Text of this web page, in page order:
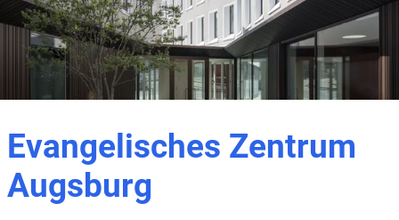
Evangelisches Zentrum
Augsburg